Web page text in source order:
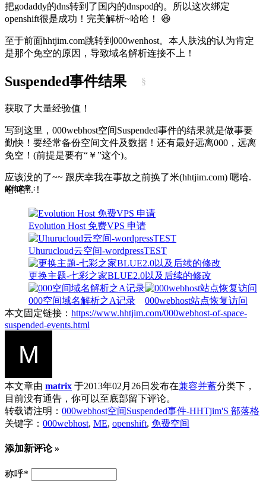
把godaddy的dns转到了国内的dnspod的。所以这次绑定
openshift很是成功！完美解析~哈哈！ 😆
至于前面hhtjim.com跳转到000wenhost。本人肤浅的认为肯定
是那个免空的原因，导致域名解析连接不上！
Suspended事件结果 §
获取了大量经验值！
写到这里，000webhost空间Suspended事件的结果就是做事要
勤快！要经常备份空间文件及数据！还有最好远离000，远离
免空！(前提是要有“￥”这个)。
应该没的了~~ 跟庆幸我在事故之前换了米(hhtjim.com) 嗯哈.
哈.哈...！
其他文章：
Evolution Host 免费VPS 申请
Uhurucloud云空间-wordpressTEST
更换主题-七彩之家BLUE2.0以及后续的修改
000空间域名解析之A记录
000webhost站点恢复访问
本文固定链接： https://www.hhtjim.com/000webhost-of-space-
suspended-events.html
本文章由 matrix 于2013年02月26日发布在兼容并蓄分类下，
目前没有通告，你可以至底部留下评论。
转载请注明： 000webhost空间Suspended事件-HHTjim'S 部落格
关键字： 000webhost, ME, openshift, 免费空间
添加新评论 »
称呼*